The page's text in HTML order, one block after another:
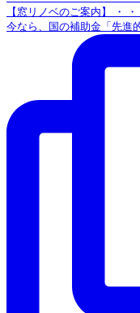
【窓リノベのご案内】 ・
今なら、国の補助金「先進